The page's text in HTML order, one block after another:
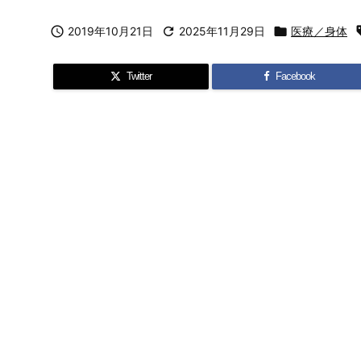
 2019年10月21日  2025年11月29日  医療／身体
Twitter Facebook